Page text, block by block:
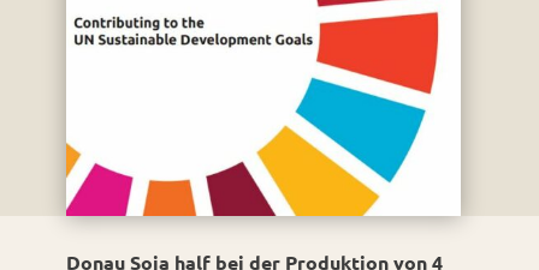
Donau Soja half bei der Produktion von 4